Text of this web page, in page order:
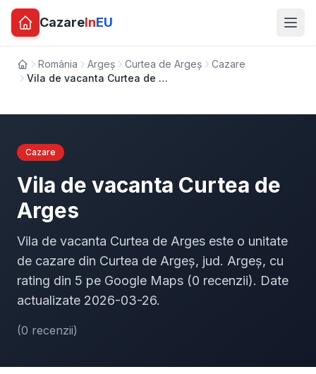
CazareInEU
AcasăRomânia Argeș Curtea de Argeș
Cazare
Vila de vacanta Curtea de Arges
Cazare
Vila de vacanta Curtea de
Arges
Vila de vacanta Curtea de Arges este o unitate
de cazare din Curtea de Argeș, jud. Argeș, cu
rating din 5 pe Google Maps (0 recenzii). Date
actualizate 2026-03-26.
(0 recenzii)